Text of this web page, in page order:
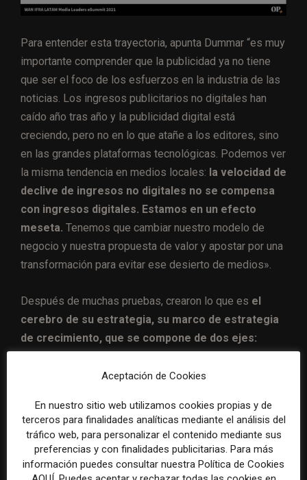
Para entender esta trayectoria, apunta Dummar “es muy
importante comprender que la publicidad ya no tiene
que ser el foco de los esfuerzos en la industria de las
noticias. Los ingresos publicitarios no digitales han
caído año tras año y la publicidad digital está
creciendo, pero no en lo que atañe a los editores, sino
en las grandes plataformas tecnológicas. Podemos ver
la misma tendencia en medios locales: la velocidad de
declive de ingresos no digitales no se compensa
con ingresos digitales. Estamos en un efecto
meseta. Tenemos que cambiar nuestro modelo de
negocio y nuestra propuesta de valor y apostar por una
transformación para evitar ese desierto de medios».
Después de muchas pruebas, crearon lo que es el
cerebro de su estrategia, su marco de estrategia
de crecimiento, que se compone de dos ejes:
compuesto por el contenido, la
desarrollado con métodos agiles y un enfoque
multistreaming
Tracción,integrado por el motor de conversión,
la experiencia y lo que se necesita para vender
Aceptación de Cookies
En nuestro sitio web utilizamos cookies propias y de
terceros para finalidades analíticas mediante el análisis del
tráfico web, para personalizar el contenido mediante sus
preferencias y con finalidades publicitarias. Para más
información puedes consultar nuestra Política de Cookies